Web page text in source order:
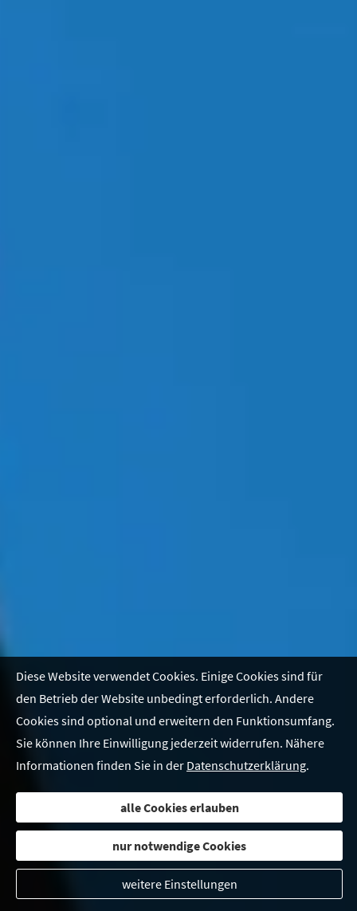
Diese Website verwendet Cookies. Einige Cookies sind für
den Betrieb der Website unbedingt erforderlich. Andere
Cookies sind optional und erweitern den Funktionsumfang.
Sie können Ihre Einwilligung jederzeit widerrufen. Nähere
Informationen finden Sie in der Datenschutzerklärung.
alle Cookies erlauben
nur notwendige Cookies
weitere Einstellungen